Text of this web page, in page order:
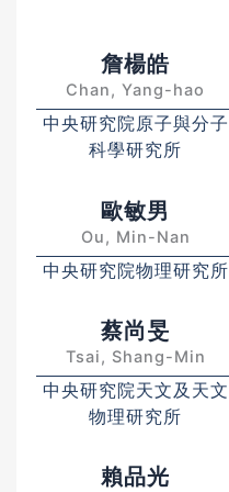
詹楊皓
Chan, Yang-hao
中央研究院原子與分子
科學研究所
歐敏男
Ou, Min-Nan
中央研究院物理研究所
蔡尚旻
Tsai, Shang-Min
中央研究院天文及天文
物理研究所
賴品光